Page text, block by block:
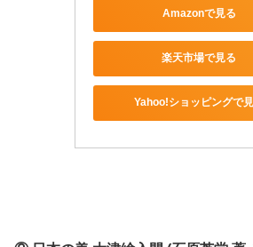
Amazonで見る
楽天市場で見る
Yahoo!ショッピングで